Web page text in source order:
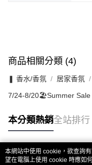
商品相關分類 (4)
❚ 香水/香氛 居家香氛
7/24-8/20🏖️Summer Sale
本分類熱銷全站排行
熱門標籤
本網站中使用 cookie，欲查詢
望在電腦上使用 cookie 時應如